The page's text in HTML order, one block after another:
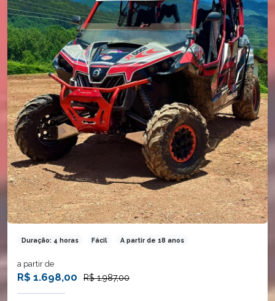
Duração: 4 horas Fácil A partir de 18 anos
a partir de
R$ 1.698,00 R$ 1.987,00